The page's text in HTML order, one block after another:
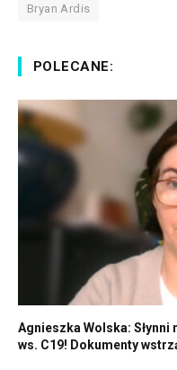
Bryan Ardis
POLECANE:
Agnieszka Wolska:
ws. C19! Dokumenty